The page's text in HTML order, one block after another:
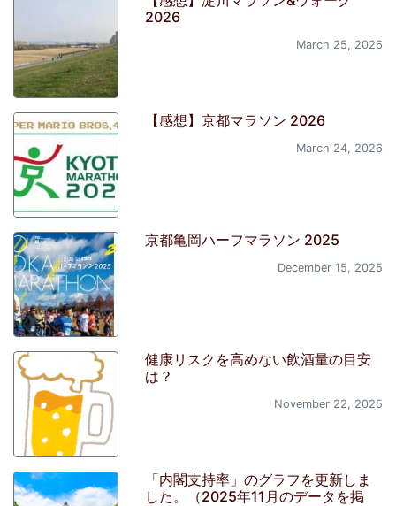
2026
March 25, 2026
【感想】京都マラソン 2026
March 24, 2026
京都亀岡ハーフマラソン 2025
December 15, 2025
健康リスクを高めない飲酒量の目安
は？
November 22, 2025
「内閣支持率」のグラフを更新しま
した。（2025年11月のデータを掲